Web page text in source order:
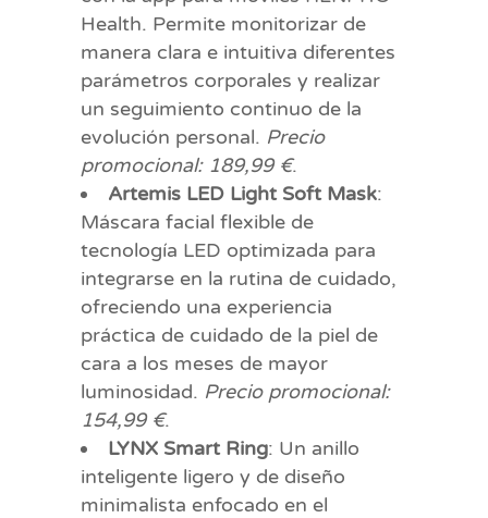
Health. Permite monitorizar de
manera clara e intuitiva diferentes
parámetros corporales y realizar
un seguimiento continuo de la
evolución personal. Precio
promocional: 189,99 €.
Artemis LED Light Soft Mask:
Máscara facial flexible de
tecnología LED optimizada para
integrarse en la rutina de cuidado,
ofreciendo una experiencia
práctica de cuidado de la piel de
cara a los meses de mayor
luminosidad. Precio promocional:
154,99 €.
LYNX Smart Ring: Un anillo
inteligente ligero y de diseño
minimalista enfocado en el